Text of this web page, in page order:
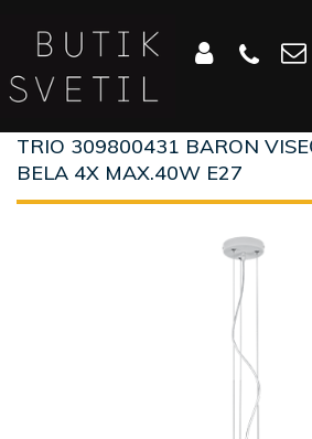
TRIO 309800431 BARON
BELA 4X MAX.40W E27